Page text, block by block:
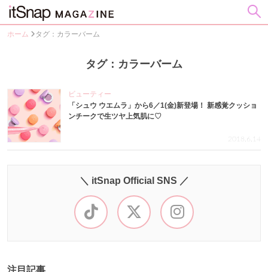
ホーム タグ：カラーバーム
タグ：カラーバーム
ビューティー
「シュウ ウエムラ」から6／1(金)新登場！ 新感覚クッショ
ンチークで生ツヤ上気肌に♡
2018.6.14
＼ itSnap Official SNS ／
注目記事